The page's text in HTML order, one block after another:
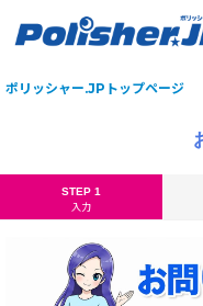
ポリッシャー.JPトップページ
STEP 1
入力